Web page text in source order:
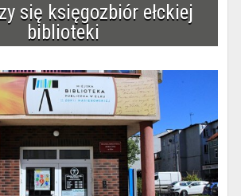
się księgozbiór ełckiej
biblioteki